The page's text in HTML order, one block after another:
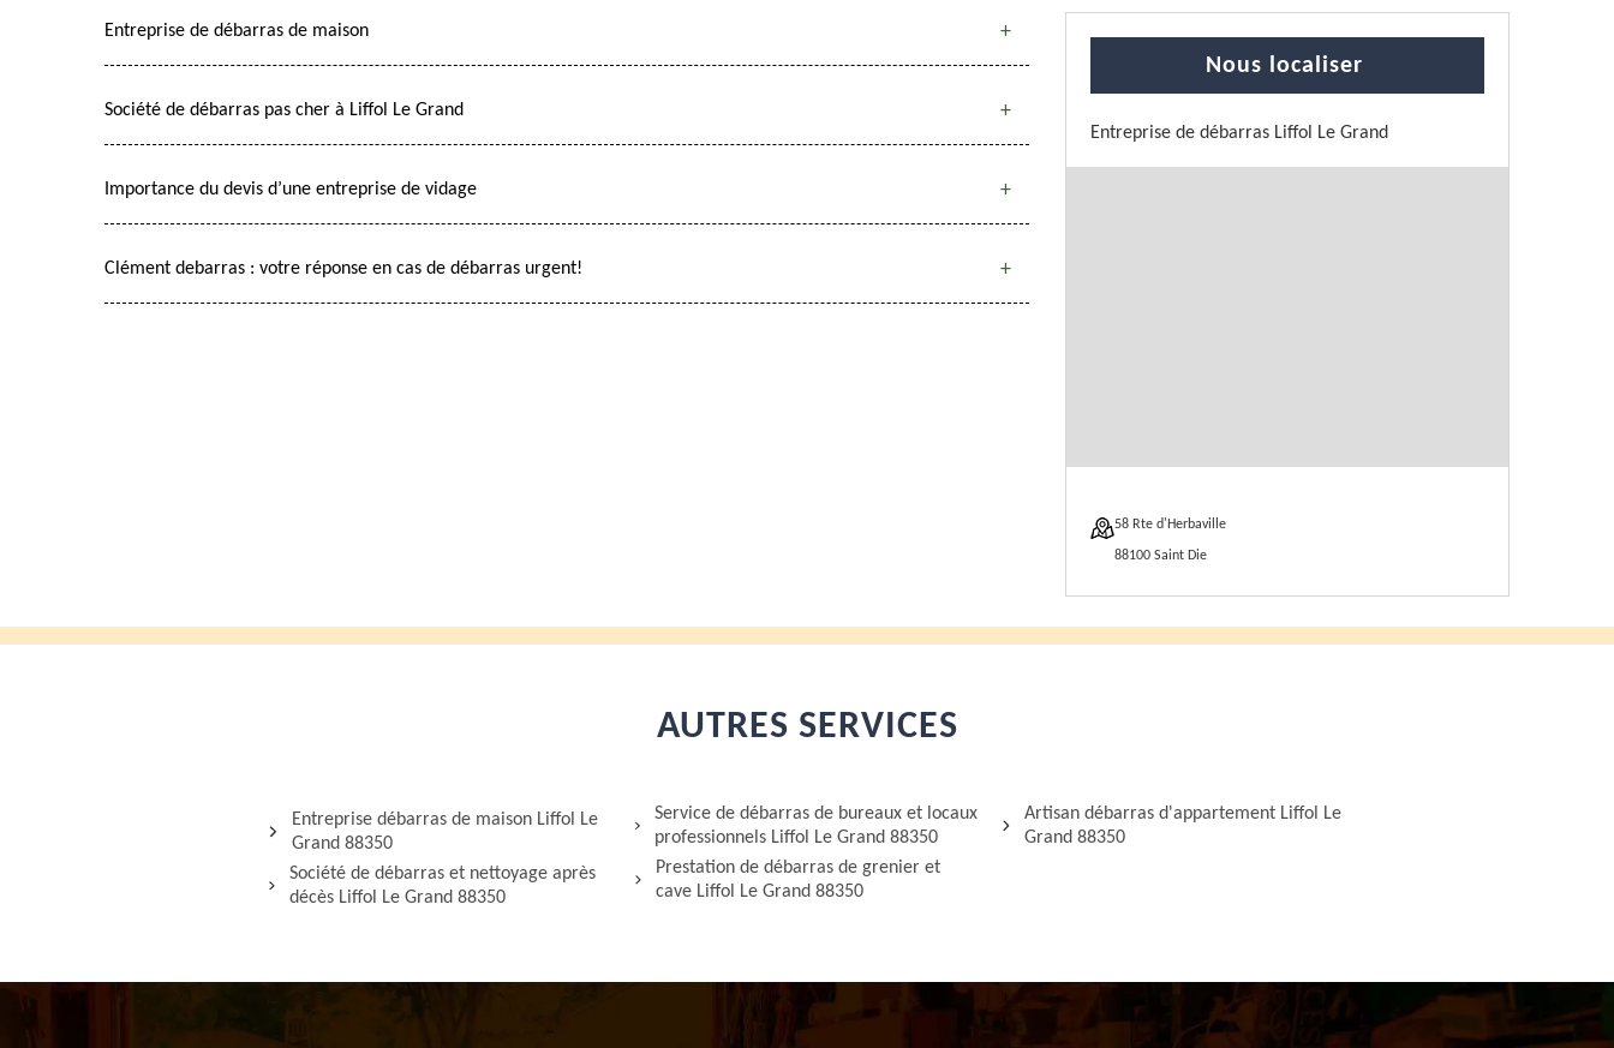
Entreprise de débarras de maison
Société de débarras pas cher à Liffol Le Grand
Importance du devis d’une entreprise de vidage
Clément debarras : votre réponse en cas de débarras urgent!
Nous localiser
Entreprise de débarras Liffol Le Grand
58 Rte d'Herbaville
88100 Saint Die
AUTRES SERVICES
Entreprise débarras de maison Liffol Le
Grand 88350
Société de débarras et nettoyage après
décès Liffol Le Grand 88350
Service de débarras de bureaux et locaux
professionnels Liffol Le Grand 88350
Prestation de débarras de grenier et
cave Liffol Le Grand 88350
Artisan débarras d'appartement Liffol Le
Grand 88350